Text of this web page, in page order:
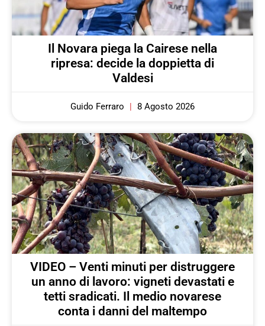
Il Novara piega la Cairese nella
ripresa: decide la doppietta di
Valdesi
Guido Ferraro 8 Agosto 2026
VIDEO – Venti minuti per distruggere
un anno di lavoro: vigneti devastati e
tetti sradicati. Il medio novarese
conta i danni del maltempo